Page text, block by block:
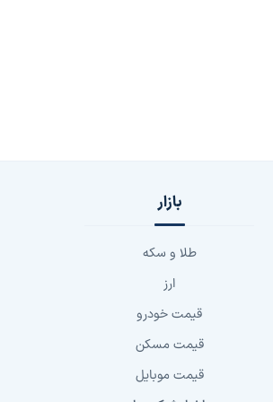
بازار
طلا و سکه
ارز
قیمت خودرو
قیمت مسکن
قیمت موبایل